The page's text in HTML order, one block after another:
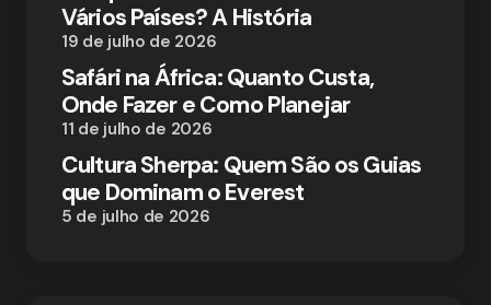
Vários Países? A História
19 de julho de 2026
Safári na África: Quanto Custa,
Onde Fazer e Como Planejar
11 de julho de 2026
Cultura Sherpa: Quem São os Guias
que Dominam o Everest
5 de julho de 2026